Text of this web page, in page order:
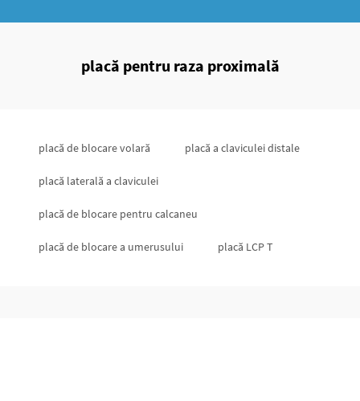
placă pentru raza proximală
placă de blocare volară placă a claviculei distale
placă laterală a claviculei
placă de blocare pentru calcaneu
placă de blocare a umerusului placă LCP T